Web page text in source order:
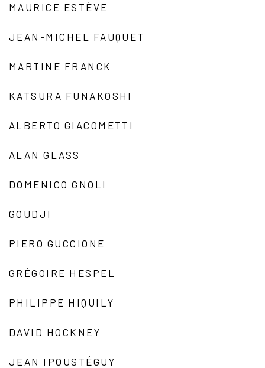
MAURICE ESTÈVE
JEAN-MICHEL FAUQUET
MARTINE FRANCK
KATSURA FUNAKOSHI
ALBERTO GIACOMETTI
ALAN GLASS
DOMENICO GNOLI
GOUDJI
PIERO GUCCIONE
GRÉGOIRE HESPEL
PHILIPPE HIQUILY
DAVID HOCKNEY
JEAN IPOUSTÉGUY